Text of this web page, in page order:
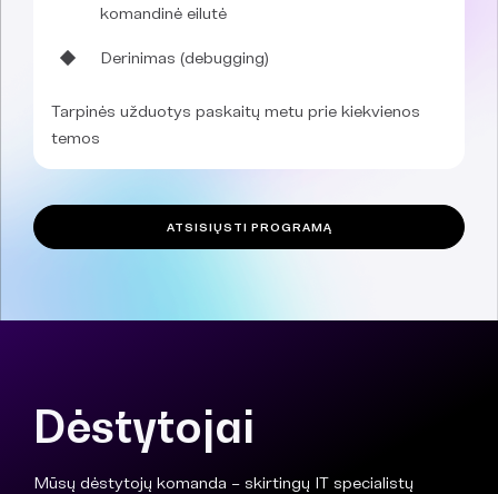
komandinė eilutė
Derinimas (debugging)
Tarpinės užduotys paskaitų metu prie kiekvienos
temos
ATSISIŲSTI PROGRAMĄ
Dėstytojai
Mūsų dėstytojų komanda – skirtingų IT specialistų